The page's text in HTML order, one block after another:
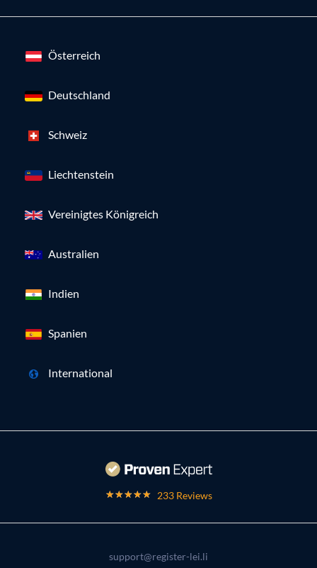
Österreich
Deutschland
Schweiz
Liechtenstein
Vereinigtes Königreich
Australien
Indien
Spanien
International
233 Reviews
support@register-lei.li